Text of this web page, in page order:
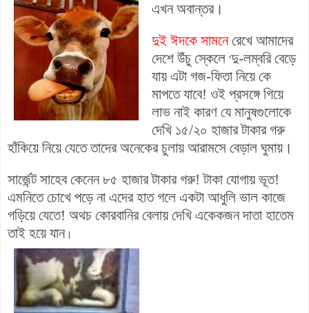
এখন অবান্তর।
দুই ঈদকে সামনেরেখে আমাদের
দেশে উঁচু স্কেলে 'দু-লম্বরি বেড়ে
যায় এটা গজ-ফিতা নিয়ে কে
মাপতে যাবে! ওই প্রসঙ্গে গিয়ে
লাভ নাই কারণ যে মানুষগুলোকে
দেখি ১৫/২০ হাজার টাকার গরু
হাঁকিয়ে নিয়ে যেতে তাদের অনেকের চুলায় আরামসে বেড়াল ঘুমায়।
সার্জেন্ট সাহেব কেনেন ৮৫ হাজার টাকার গরু! টাকা যোগায় ভূত!
এমনিতে চোখে পড়ে না এদের হাত গলে একটা আধুলি ভাল কাজে
গড়িয়ে যেতে! অথচ কোরবানির বেলায় দেখি একেকজন দাতা হাতেম
তাই হয়ে যান।